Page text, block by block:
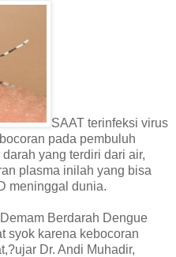
SAAT terinfeksi virus
pada pembuluh
yang terdiri dari air,
plasma inilah yang bisa
meninggal dunia.
Berdarah Dengue
syok karena kebocoran
Dr. Andi Muhadir,